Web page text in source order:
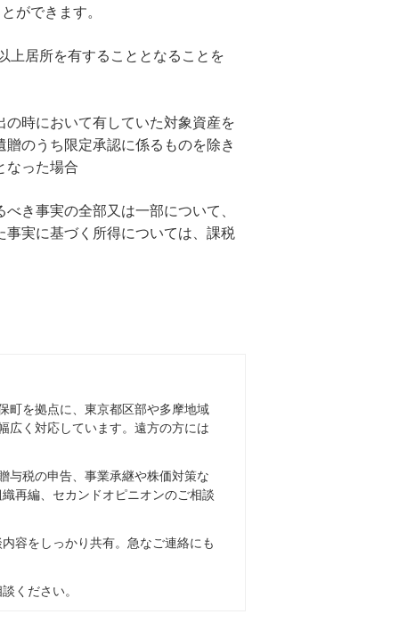
ができます。
居所を有することとなることを
時において有していた対象資産を
のうち限定承認に係るものを除き
なった場合
き事実の全部又は一部について、
実に基づく所得については、課税
町を拠点に、東京都区部や多摩地域
広く対応しています。遠方の方には
与税の申告、事業承継や株価対策な
再編、セカンドオピニオンのご相談
容をしっかり共有。急なご連絡にも
ください。